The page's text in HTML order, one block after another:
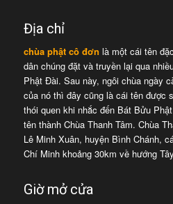
Địa chỉ
chùa phật cô đơn là một cái tên
dân chúng đặt và truyền lại qua
Phật Đài. Sau này, ngôi chùa ngày
của nó thì đây cũng là cái tên được
thói quen khi nhắc đến Bát Bửu
tên thành Chùa Thanh Tâm. Chùa
Lê Minh Xuân, huyện Bình Chánh,
Chí Minh khoảng 30km về hướng
Giờ mở cửa